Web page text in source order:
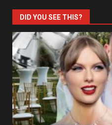
DID YOU SEE THIS?